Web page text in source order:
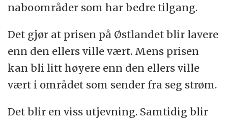
naboområder som har bedre tilgang.
Det gjør at prisen på Østlandet blir lavere
enn den ellers ville vært. Mens prisen
kan bli litt høyere enn den ellers ville
vært i området som sender fra seg strøm.
Det blir en viss utjevning. Samtidig blir